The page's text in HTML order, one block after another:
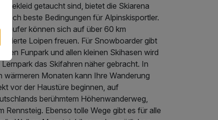
getaucht sind, bietet die Skiarena
beste Bedingungen für Alpinskisportler.
können sich auf über 60 km
Loipen freuen. Für Snowboarder gibt
Funpark und allen kleinen Skihasen wird
Lernpark das Skifahren näher gebracht. In
wärmeren Monaten kann Ihre Wanderung
vor der Haustüre beginnen, auf
berühmtem Höhenwanderweg,
Rennsteig. Ebenso tolle Wege gibt es für alle